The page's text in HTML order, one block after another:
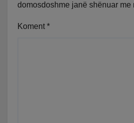
domosdoshme janë shënuar me
Koment *